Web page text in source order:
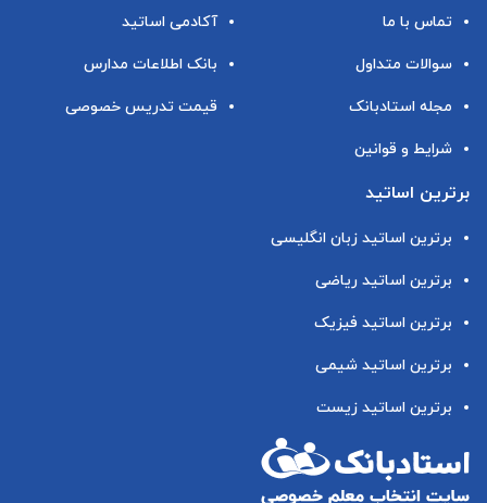
تماس با ما
سوالات متداول
مجله استادبانک
شرایط و قوانین
آکادمی اساتید
بانک اطلاعات مدارس
قیمت تدریس خصوصی
برترین اساتید
برترین اساتید زبان انگلیسی
برترین اساتید ریاضی
برترین اساتید فیزیک
برترین اساتید شیمی
برترین اساتید زیست